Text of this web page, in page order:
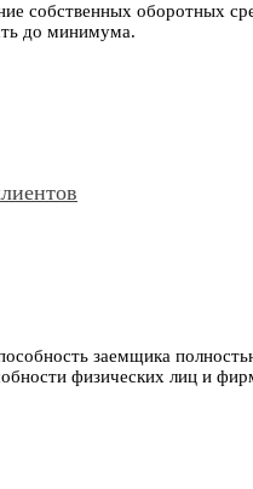
собственных оборотных
до минимума.
заемщика
физических лиц и